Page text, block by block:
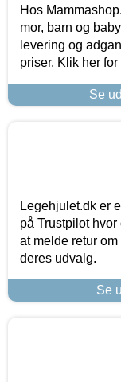
Hos
mor, barn og
levering og
priser. Klik her
Se
Legehjulet.dk er
på Trustpilot
at melde retur
deres udvalg.
Se